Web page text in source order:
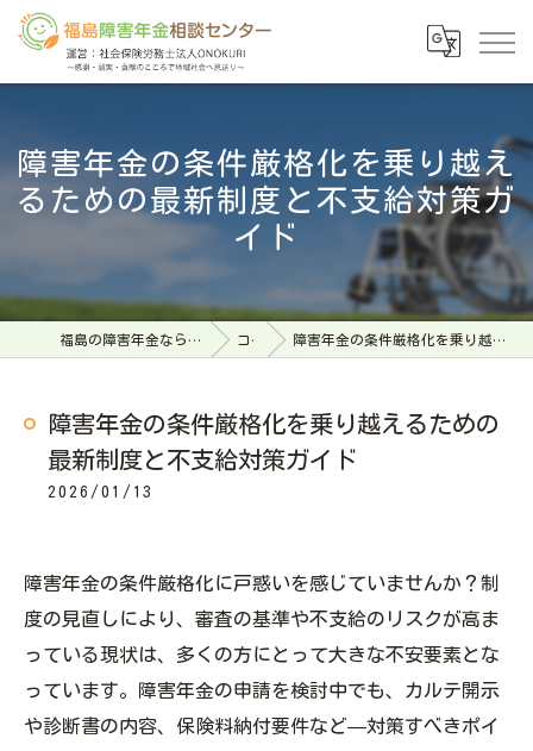
障害年金の条件厳格化を乗り越え
るための最新制度と不支給対策ガ
イド
福島の障害年金なら福島障害年金相談センター コラム 障害年金の条件厳格化を乗り越えるための最新制度と不支給対策ガイド
障害年金の条件厳格化を乗り越えるための
最新制度と不支給対策ガイド
2026/01/13
障害年金の条件厳格化に戸惑いを感じていませんか？制
度の見直しにより、審査の基準や不支給のリスクが高ま
っている現状は、多くの方にとって大きな不安要素とな
っています。障害年金の申請を検討中でも、カルテ開示
や診断書の内容、保険料納付要件など—対策すべきポイ